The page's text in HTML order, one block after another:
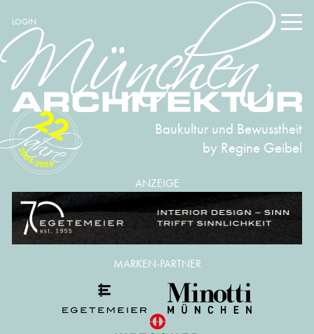
LOGIN
Baukultur und Bewusstheit
by Regine Geibel
2004-2026
22
ANZEIGE